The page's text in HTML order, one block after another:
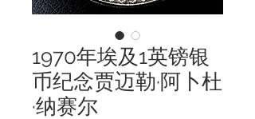
1970年埃及1英镑银
币纪念贾迈勒·阿卜杜
·纳赛尔